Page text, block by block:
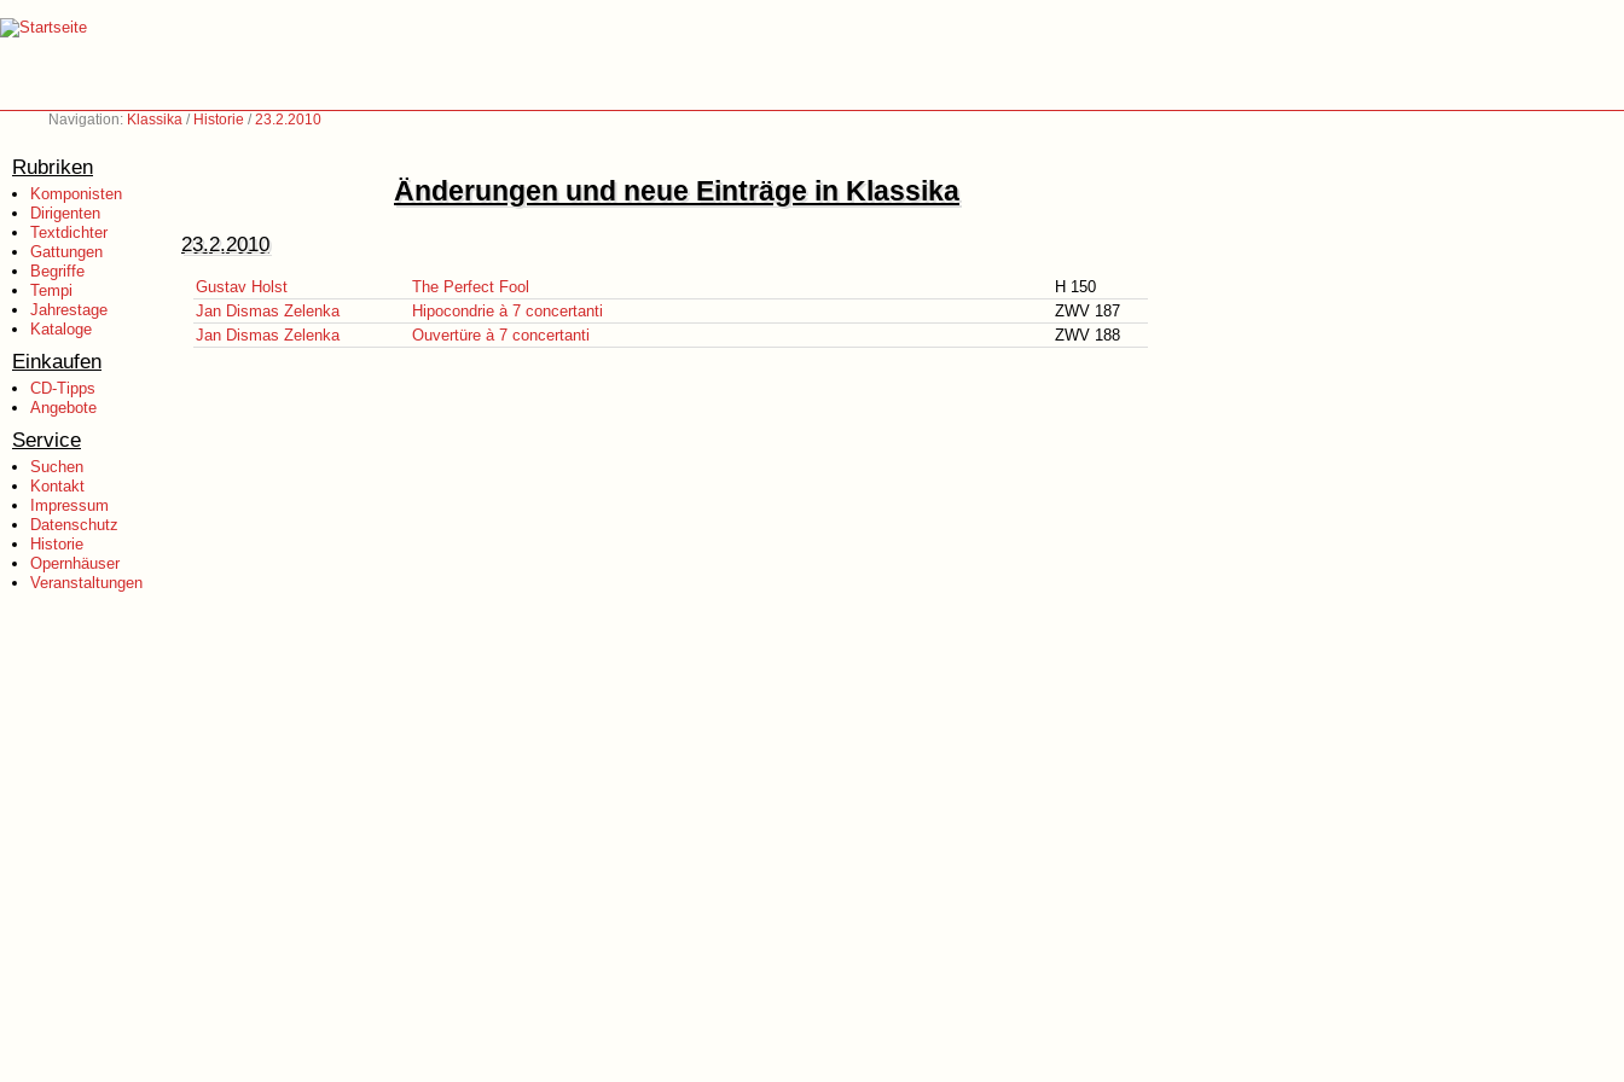
Navigation: Klassika / Historie /23.2.2010
Rubriken
Komponisten
Dirigenten
Textdichter
Gattungen
Begriffe
Tempi
Jahrestage
Kataloge
Einkaufen
CD-Tipps
Angebote
Service
Suchen
Kontakt
Impressum
Datenschutz
Historie
Opernhäuser
Veranstaltungen
Änderungen und neue Einträge in Klassika
23.2.2010
Gustav Holst The Perfect Fool
H 150
Jan Dismas Zelenka
Hipocondrie à 7 concertanti
ZWV 187
Jan Dismas Zelenka
Ouvertüre à 7 concertanti ZWV 188